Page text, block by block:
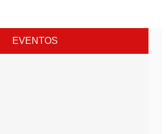
EVENTOS